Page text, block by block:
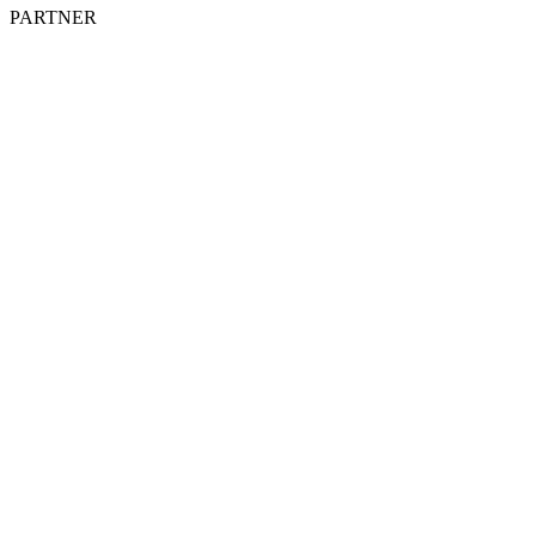
PARTNER